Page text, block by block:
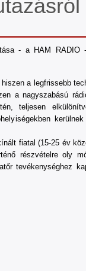
- a HAM
a legfrissebb
a nagyszabású
teljesen
fiatal (15-25 év
részvételre oly
tevékenységhez